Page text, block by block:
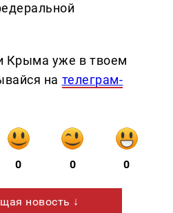
Крыма уже в твоем
на телеграм-
0 0 0
новость ↓